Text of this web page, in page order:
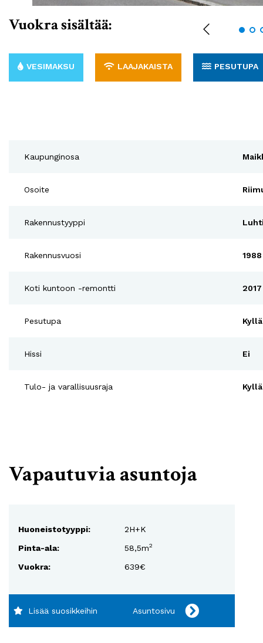
Vuokra sisältää:
VESIMAKSU LAAJAKAISTA PESUTUPA
Kaupunginosa
Osoite
Rakennustyyppi
Rakennusvuosi 1988
Koti kuntoon -remontti 2017
Pesutupa Kyllä
Hissi Ei
Tulo- ja varallisuusraja Kyllä
Vapautuvia asuntoja
Huoneistotyyppi:
2H+K
Pinta-ala:
58,5m2
Vuokra: 639€
Lisää suosikkeihin Asuntosivu